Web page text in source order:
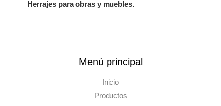
Herrajes para obras y muebles.
Menú principal
Inicio
Productos